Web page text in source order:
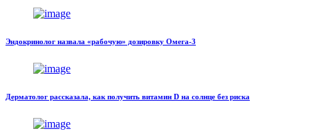
Эндокринолог назвала «рабочую» дозировку Омега-3
Дерматолог рассказала, как получить витамин D на солнце без риска